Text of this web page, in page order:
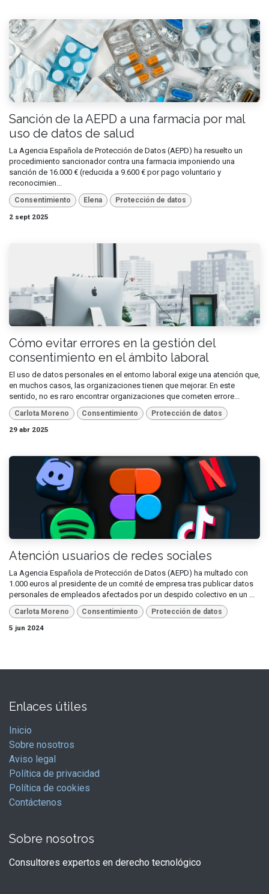
Sanción de la AEPD a una farmacia por mal
uso de datos de salud
La Agencia Española de Protección de Datos (AEPD) ha resuelto un
procedimiento sancionador contra una farmacia imponiendo una
sanción de 16.000 € (reducida a 9.600 € por pago voluntario y
reconocimien...
Consentimiento Elena
Protección de datos
2 sept 2025
Cómo evitar errores en la gestión del
consentimiento en el ámbito laboral
El uso de datos personales en el entorno laboral exige una atención que,
en muchos casos, las organizaciones tienen que mejorar. En este
sentido, no es raro encontrar organizaciones que cometen errore...
Carlota Moreno Consentimiento
Protección de datos
29 abr 2025
Atención usuarios de redes sociales
La Agencia Española de Protección de Datos (AEPD) ha multado con
1.000 euros al presidente de un comité de empresa tras publicar datos
personales de empleados afectados por un despido colectivo en un ...
Carlota Moreno Consentimiento
Protección de datos
5 jun 2024
Enlaces útiles
Inicio
Sobre nosotros
Aviso legal
Política de privacidad
Política de cookies
Contáctenos
Sobre nosotros
Consultores expertos en derecho tecnológico